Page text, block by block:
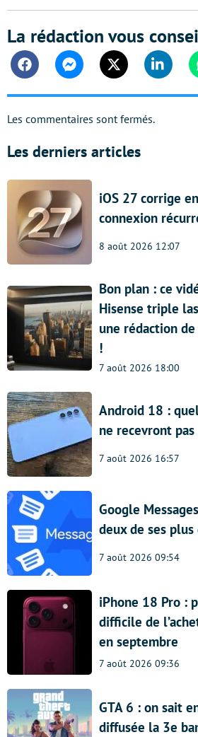
La rédaction vous
FacebookMessengerTwitter
Les commentaires sont fermés.
Les derniers articles
iOS 27 corrige
connexion
8 août 2026 12:07
Bon plan : ce
Hisense triple
une rédaction
!
7 août 2026 18:00
Android 18 :
ne recevront
7 août 2026 16:57
Google
deux de ses
7 août 2026 09:54
iPhone 18 Pro :
difficile de
en septembre
7 août 2026 09:36
GTA 6 : on sait
diffusée la 3e